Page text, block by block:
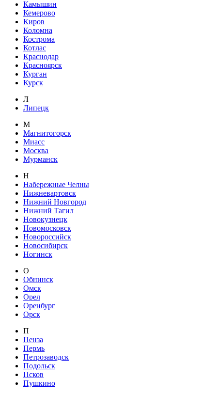
Камышин
Кемерово
Киров
Коломна
Кострома
Котлас
Краснодар
Красноярск
Курган
Курск
Л
Липецк
М
Магнитогорск
Миасс
Москва
Мурманск
Н
Набережные Челны
Нижневартовск
Нижний Новгород
Нижний Тагил
Новокузнецк
Новомосковск
Новороссийск
Новосибирск
Ногинск
О
Обнинск
Омск
Орел
Оренбург
Орск
П
Пенза
Пермь
Петрозаводск
Подольск
Псков
Пушкино